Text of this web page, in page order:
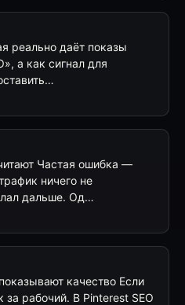
реально даёт показы
а как сигнал для
Частая ошибка —
ничего не
дальше. Од…
качество Если
рабочий. В Pinterest SEO